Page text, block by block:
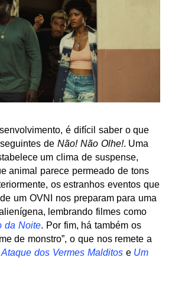
é difícil saber o que
deNão! Não Olhe!. Uma
um clima de suspense,
animal parece permeado de tons
os estranhos eventos que
um OVNI nos preparam para uma
lembrando filmes como
da Noite. Por fim, há também os
de monstro”, o que nos remete a
Ataque dos Vermes Malditose Um